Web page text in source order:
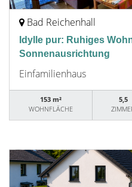
Bad Reichenhall
Idylle pur: Ruhiges
Sonnenausrichtung
Einfamilienhaus
153 m²
WOHNFLÄCHE
5,5